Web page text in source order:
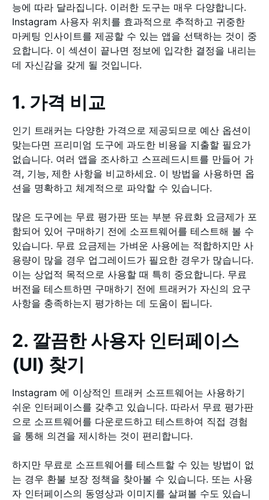
능에 따라 달라집니다. 이러한 도구는 매우 다양합니다.
Instagram 사용자 위치를 효과적으로 추적하고 귀중한
마케팅 인사이트를 제공할 수 있는 앱을 선택하는 것이 중
요합니다. 이 섹션이 끝나면 정보에 입각한 결정을 내리는
데 자신감을 갖게 될 것입니다.
1. 가격 비교
인기 트래커는 다양한 가격으로 제공되므로 예산 옵션이
맞는다면 프리미엄 도구에 과도한 비용을 지출할 필요가
없습니다. 여러 앱을 조사하고 스프레드시트를 만들어 가
격, 기능, 제한 사항을 비교하세요. 이 방법을 사용하면 옵
션을 명확하고 체계적으로 파악할 수 있습니다.
많은 도구에는 무료 평가판 또는 부분 유료화 요금제가 포
함되어 있어 구매하기 전에 소프트웨어를 테스트해 볼 수
있습니다. 무료 요금제는 가벼운 사용에는 적합하지만 사
용량이 많을 경우 업그레이드가 필요한 경우가 많습니다.
이는 상업적 목적으로 사용할 때 특히 중요합니다. 무료
버전을 테스트하면 구매하기 전에 트래커가 자신의 요구
사항을 충족하는지 평가하는 데 도움이 됩니다.
2. 깔끔한 사용자 인터페이스
(UI) 찾기
Instagram 에 이상적인 트래커 소프트웨어는 사용하기
쉬운 인터페이스를 갖추고 있습니다. 따라서 무료 평가판
으로 소프트웨어를 다운로드하고 테스트하여 직접 경험
을 통해 의견을 제시하는 것이 편리합니다.
하지만 무료로 소프트웨어를 테스트할 수 있는 방법이 없
는 경우 환불 보장 정책을 찾아볼 수 있습니다. 또는 사용
자 인터페이스의 동영상과 이미지를 살펴볼 수도 있습니